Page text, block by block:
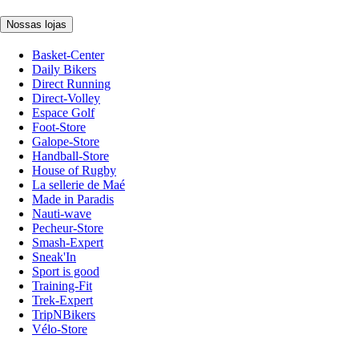
Nossas lojas
Basket-Center
Daily Bikers
Direct Running
Direct-Volley
Espace Golf
Foot-Store
Galope-Store
Handball-Store
House of Rugby
La sellerie de Maé
Made in Paradis
Nauti-wave
Pecheur-Store
Smash-Expert
Sneak'In
Sport is good
Training-Fit
Trek-Expert
TripNBikers
Vélo-Store